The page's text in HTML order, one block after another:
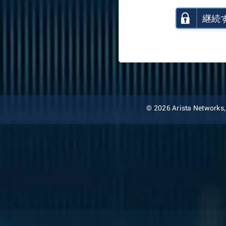
継続
© 2026 Arista